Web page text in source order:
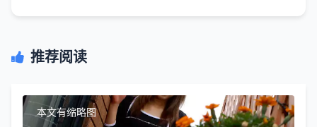
推荐阅读
本文有缩略图